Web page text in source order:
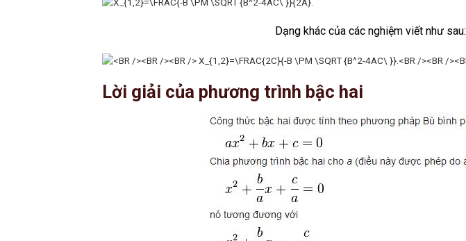
Dạng khác của các nghiệm viết như sau:
Lời giải của phương trình bậc hai